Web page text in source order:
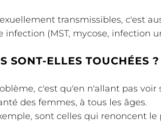
transmissibles, c'est
(MST, mycose, infection
SONT-ELLES TOUCHÉES ?
c'est qu'en n'allant pas
des femmes, à tous les âges.
sont celles qui renoncent